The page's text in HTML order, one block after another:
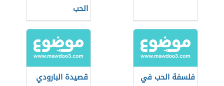
الحب
فلسفة الحب في
قصيدة البارودي